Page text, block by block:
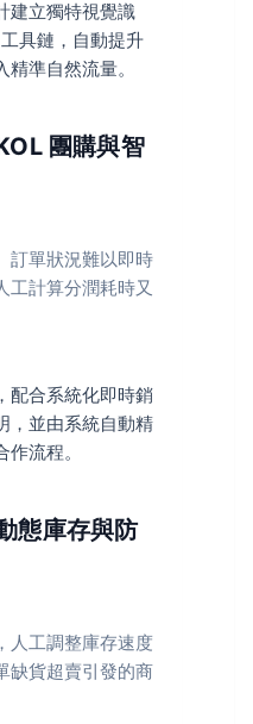
建立獨特視覺識
具鏈，自動提升
準自然流量。
團購與智
訂單狀況難以即時
工計算分潤耗時又
配合系統化即時銷
，並由系統自動精
流程。
態庫存與防
人工調整庫存速度
缺貨超賣引發的商